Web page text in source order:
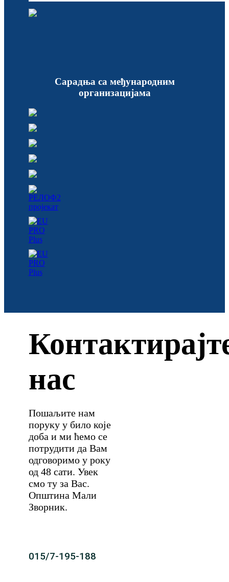
Сарадња са међународним
организацијама
нас
Пошаљите нам
поруку у било које
доба и ми ћемо се
потрудити да Вам
одговоримо у року
од 48 сати. Увек
смо ту за Вас.
Општина Мали
Зворник.
015/7-195-188